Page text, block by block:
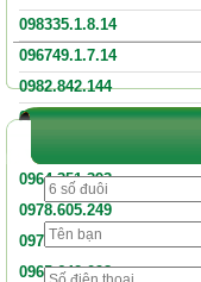
098335.1.8.14
096749.1.7.14
0982.842.144
0971.810.441
0964.351.393
0978.605.249
0975.496.098
0965.642.098